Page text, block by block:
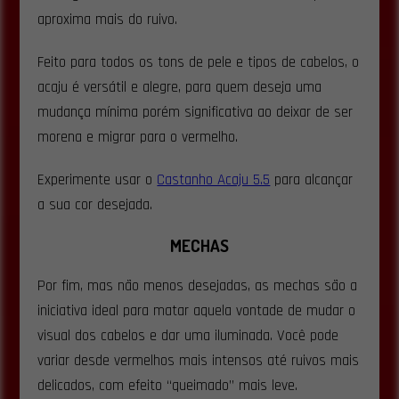
aproxima mais do ruivo.
Feito para todos os tons de pele e tipos de cabelos, o
acaju é versátil e alegre, para quem deseja uma
mudança mínima porém significativa ao deixar de ser
morena e migrar para o vermelho.
Experimente usar o Castanho Acaju 5.5 para alcançar
a sua cor desejada.
MECHAS
Por fim, mas não menos desejadas, as mechas são a
iniciativa ideal para matar aquela vontade de mudar o
visual dos cabelos e dar uma iluminada. Você pode
variar desde vermelhos mais intensos até ruivos mais
delicados, com efeito “queimado” mais leve.